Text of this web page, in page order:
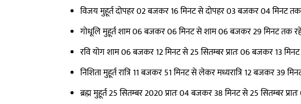
विजय मुहूर्त दोपहर 02 बजकर 16 मिनट से दोपहर 03 बजकर 04 मिनट तक
गोधूलि मुहूर्त शाम 06 बजकर 06 मिनट से शाम 06 बजकर 29 मिनट तक
रवि योग शाम 06 बजकर 12 मिनट से 25 सितम्बर प्रातः 06 बजकर 13
निशिता मुहूर्त रात्रि 11 बजकर 51 मिनट से लेकर मध्यरात्रि 12 बजकर 39
ब्रह्म मुहूर्त 25 सितम्बर 2020 प्रातः 04 बजकर 38 मिनट से 25 सितम्बर